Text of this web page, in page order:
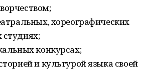
хореографических
конкурсах;
и культурой языка своей